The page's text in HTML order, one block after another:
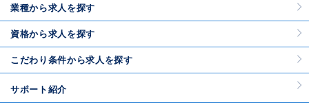
業種から求人を探す
資格から求人を探す
こだわり条件から求人を探す
サポート紹介